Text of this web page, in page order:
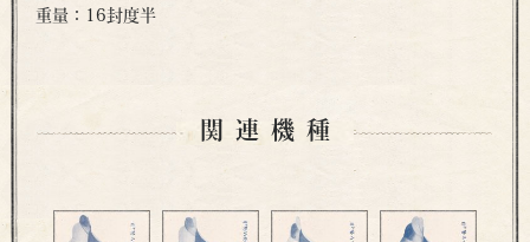
重量：16封度半
関連機種